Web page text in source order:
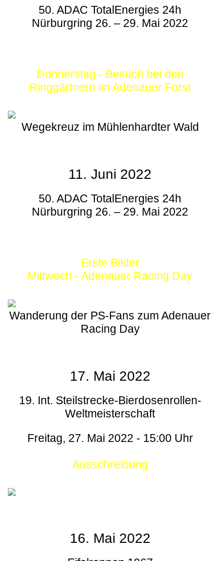
50. ADAC TotalEnergies 24h
Nürburgring 26. – 29. Mai 2022
Donnerstag - Besuch bei den
Ringgärtnern im Adenauer Forst
Wegekreuz im Mühlenhardter Wald
11. Juni 2022
50. ADAC TotalEnergies 24h
Nürburgring 26. – 29. Mai 2022
Erste Bilder
Mittwoch - Adenauer Racing Day
Wanderung der PS-Fans zum Adenauer
Racing Day
17. Mai 2022
19. Int. Steilstrecke-Bierdosenrollen-
Weltmeisterschaft
Freitag, 27. Mai 2022 - 15:00 Uhr
Ausschreibung
16. Mai 2022